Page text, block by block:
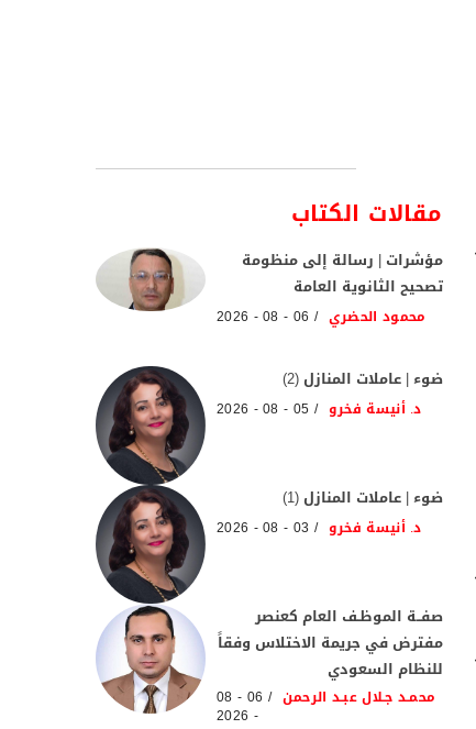
مقالات الكتاب
مؤشرات | رسالة إلى منظومة
تصحيح الثانوية العامة
محمود الحضري 06 - 08 - 2026
ضوء | عاملات المنازل (2)
د. أنيسة فخرو 05 - 08 - 2026
ضوء | عاملات المنازل (1)
د. أنيسة فخرو 03 - 08 - 2026
صفــة الموظـف العام كعنصر
مفترض في جريمة الاختلاس وفقاً
للنظام السعودي
محمـد جـلال عبـد الرحمن 06 - 08
- 2026